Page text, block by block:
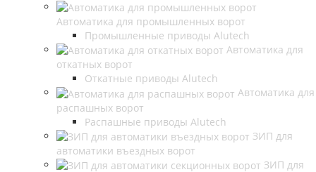
Автоматика для промышленных ворот
Промышленные приводы Alutech
Автоматика для
откатных ворот
Откатные приводы Alutech
Автоматика для
распашных ворот
Распашные приводы Alutech
ЗИП для
автоматики въездных ворот
ЗИП для